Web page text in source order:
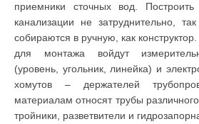
приемники сточных вод.
канализации не затруднительно,
собираются в ручную, как
для монтажа войдут
(уровень, угольник, линейка) и
хомутов – держателей
материалам относят трубы
тройники, разветвители и